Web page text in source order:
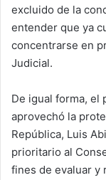
excluido de la
entender que ya
concentrarse en
Judicial.
De igual forma, el
aprovechó la
República, Luis
prioritario al
fines de evaluar y